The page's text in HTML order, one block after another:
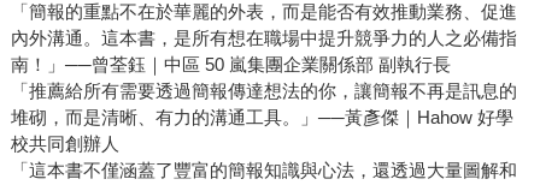
「簡報的重點不在於華麗的外表，而是能否有效推動業務、促進
內外溝通。這本書，是所有想在職場中提升競爭力的人之必備指
南！」──曾荃鈺｜中區 50 嵐集團企業關係部 副執行長
「推薦給所有需要透過簡報傳達想法的你，讓簡報不再是訊息的
堆砌，而是清晰、有力的溝通工具。」──黃彥傑｜Hahow 好學
校共同創辦人
「這本書不僅涵蓋了豐富的簡報知識與心法，還透過大量圖解和